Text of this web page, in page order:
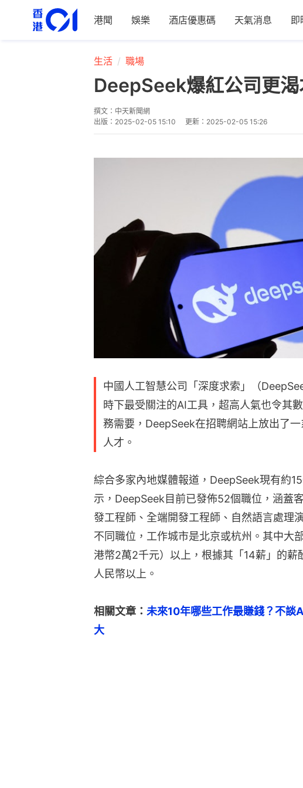
港聞 娛樂 酒店優惠碼 天氣消息 即
生活 職場
DeepSeek爆紅公司更
撰文： 中天新聞網
出版： 2025-02-05 15:10 更新： 2025-02-05 15:26
中國人工智慧公司「深度求索」（
時下最受關注的AI工具，超高人氣也令其
務需要，DeepSeek在招聘網站上放出了
人才。
綜合多家內地媒體報道，DeepSeek現有約
示，DeepSeek目前已發佈52個職位，涵蓋
發工程師、全端開發工程師、自然語言處理
不同職位，工作城市是北京或杭州。其中大
港幣2萬2千元）以上，根據其「14薪」的薪
人民幣以上。
相關文章： 未來10年哪些工作最賺錢？不談
大